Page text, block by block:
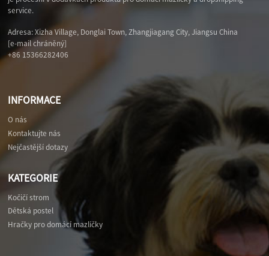
service.
Adresa: Xizha Village, Donglai Town, Zhangjiagang City, Jiangsu China
[e-mail chráněný]
+86 15366282406
INFORMACE
O nás
Kontaktujte nás
Nejčastější dotazy
KATEGORIE
Kočičí strom
Dětská postel
Hračky pro domácí mazlíčky